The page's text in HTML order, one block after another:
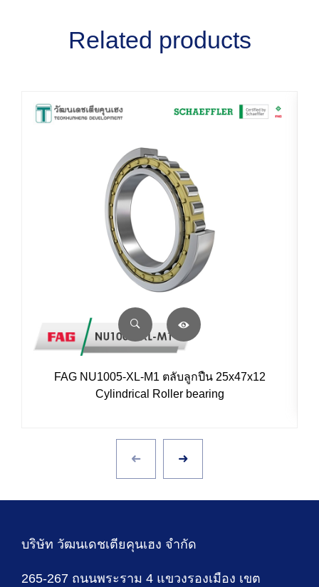
Related products
FAG NU1005-XL-M1 ตลับลูกปืน 25x47x12
Cylindrical Roller bearing
บริษัท วัฒนเดชเตียคุนเฮง จำกัด
265-267 ถนนพระราม 4 แขวงรองเมือง เขต